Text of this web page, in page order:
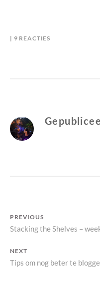
B
E
I
I 9 REACTIES
Bericht
navigatie
PREVIOUS
Previous
Stacking the Shelves –
NEXT
Next
Tips om nog beter te